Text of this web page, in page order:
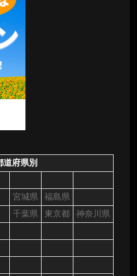
府県別
宮城県
福島県
千葉県 東京都
神奈川県